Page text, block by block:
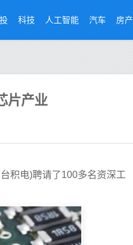
科技 人工智能 汽车 房产
片产业
积电)聘请了100多名资深工